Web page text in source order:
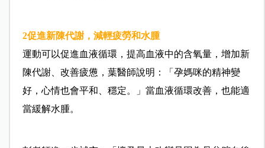
2促進新陳代謝，減輕疲勞和水腫
運動可以促進血液循環，提高血液中的含氧量，增加新
陳代謝、改善疲憊，葉醫師說明：「孕媽咪的精神變
好，心情也會平和、穩定。」當血液循環改善，也能適
當緩解水腫。